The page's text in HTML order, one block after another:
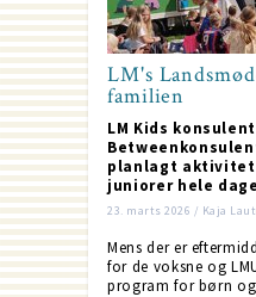
LM's
familien
LM Kids
planlagt
juniorer hele
23. marts 2026 / Kaja
Mens der er
for de voksne og
program for børn